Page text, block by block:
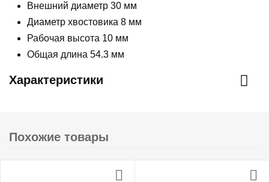
Внешний диаметр 30 мм
Диаметр хвостовика 8 мм
Рабочая высота 10 мм
Общая длина 54.3 мм
Характеристики
Похожие товары